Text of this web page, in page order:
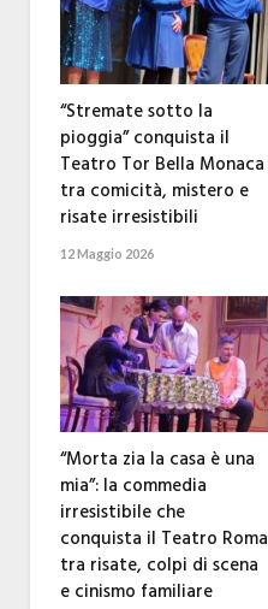
“Stremate sotto la
pioggia” conquista il
Teatro Tor Bella Monaca
tra comicità, mistero e
risate irresistibili
12 Maggio 2026
“Morta zia la casa è una
mia”: la commedia
irresistibile che
conquista il Teatro Roma
tra risate, colpi di scena
e cinismo familiare